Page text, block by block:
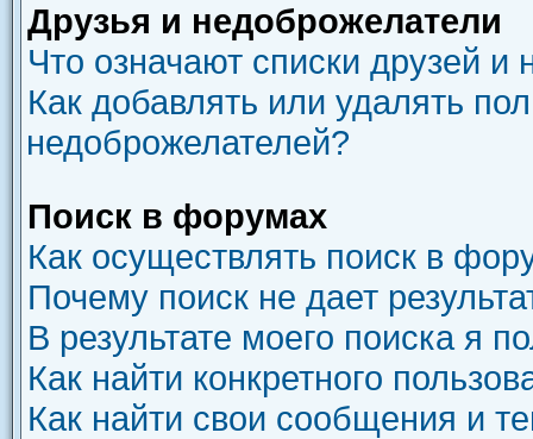
Друзья и недоброжелатели
Что означают списки друзей и
Как добавлять или удалять
недоброжелателей?
Поиск в форумах
Как осуществлять поиск в
Почему поиск не дает
В результате моего поиска я
Как найти конкретного
Как найти свои сообщения и